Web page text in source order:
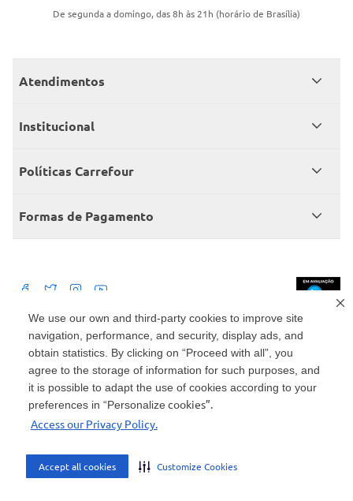
We use our own and third-party cookies to improve site
navigation, performance, and security, display ads, and
obtain statistics. By clicking on “Proceed with all”, you
agree to the storage of information for such purposes, and
it is possible to adapt the use of cookies according to your
preferences in “Personalize cookies”.
Access our Privacy Policy.
Accept all cookies Customize Cookies
De segunda a domingo, das 8h às 21h (horário de Brasília)
Atendimentos
Meus pedidos
Consumidor.gov
Institucional
Grupo Carrefour Brasil
Produtos Carrefour
Políticas Carrefour
Políticas de entregas
Políticas de trocas e devoluções
Formas de Pagamento
Mercado: Carrefour Comércio e Indústrias Ltda Via de Acesso Norte, Km 38,
nº 420, Empresarial Gato Preto, Cajamar - SP | CEP 07789-100 | CNPJ:
45.543.915/0846-95
Drogaria: Carrefour Comercio e Industria Ltda: Avenida das Nações Unidas,
15187, Loja 104/105/106 Bloco A Setor 1 - Vila Gertrudes, São Paulo, SP |
CEP 04794-000 | CNPJ: 45.543.915/0736-50
Envio de documentos administrativos e jurídicos: Avenida Tucunaré, 125 -
Tamboré, Barueri - SP | CEP 06460-020
atendimento@carrefour.com.br